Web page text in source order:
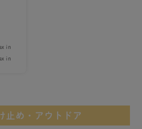
in
in
止め・アウトドア